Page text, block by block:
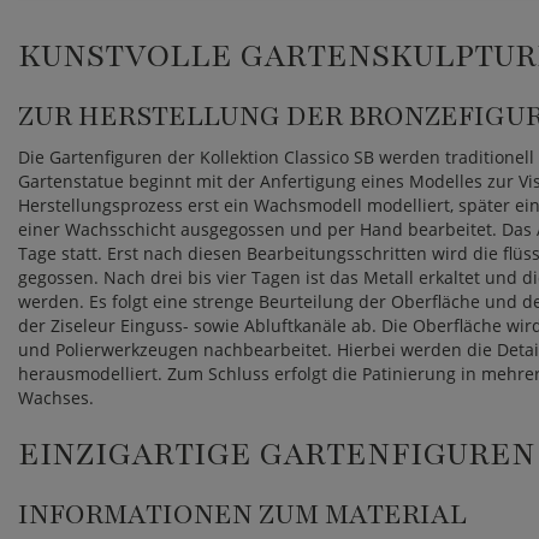
KUNSTVOLLE
ZUR HERSTELLUNG DER
Die Gartenfiguren der Kollektion Classico SB werden
Gartenstatue beginnt mit der Anfertigung eines Modelles zur
Herstellungsprozess erst ein Wachsmodell modelliert, später
einer Wachsschicht ausgegossen und per Hand bearbeitet.
Tage statt. Erst nach diesen Bearbeitungsschritten wird die
gegossen. Nach drei bis vier Tagen ist das Metall erkaltet und
werden. Es folgt eine strenge Beurteilung der Oberfläche und
der Ziseleur Einguss- sowie Abluftkanäle ab. Die Oberfläche
und Polierwerkzeugen nachbearbeitet. Hierbei werden die
herausmodelliert. Zum Schluss erfolgt die Patinierung in
Wachses.
EINZIGARTIGE GARTENFIGUREN
INFORMATIONEN ZUM MATERIAL